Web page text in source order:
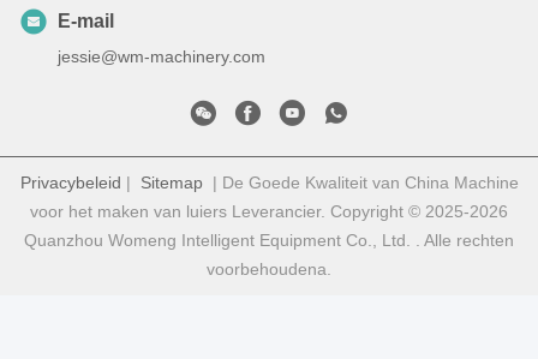
E-mail
jessie@wm-machinery.com
Privacybeleid | Sitemap| De Goede Kwaliteit van China Machine
voor het maken van luiers Leverancier. Copyright © 2025-2026
Quanzhou Womeng Intelligent Equipment Co., Ltd. . Alle rechten
voorbehoudena.